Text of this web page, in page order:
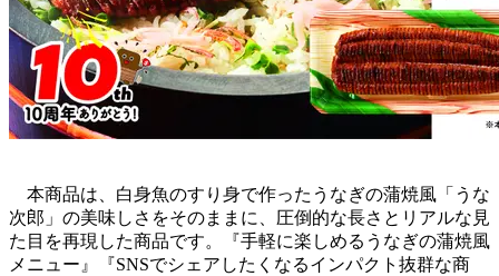
本商品は、白身魚のすり身で作ったうなぎの蒲焼風「うな
次郎」の美味しさをそのままに、圧倒的な長さとリアルな見
た目を再現した商品です。『手軽に楽しめるうなぎの蒲焼風
メニュー』『SNSでシェアしたくなるインパクト抜群な商